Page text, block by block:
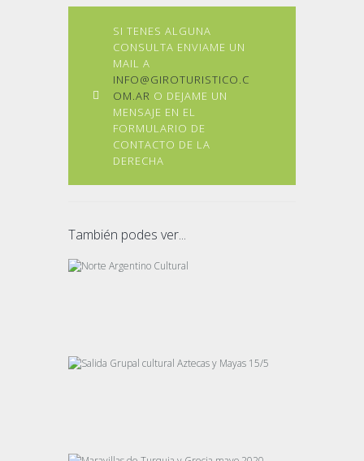
SI TENES ALGUNA
CONSULTA ENVIAME UN
MAIL A
INFO@GIROTURISTICO.C
OM.AR O DEJAME UN
MENSAJE EN EL
FORMULARIO DE
CONTACTO DE LA
DERECHA
También podes ver...